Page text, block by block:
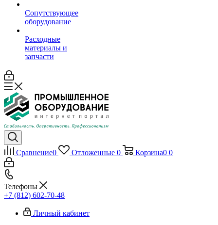
Сопутствующее
оборудование
Расходные
материалы и
запчасти
Сравнение0 Отложенные 0 Корзина0 0
Телефоны
+7 (812) 602-70-48
Личный кабинет